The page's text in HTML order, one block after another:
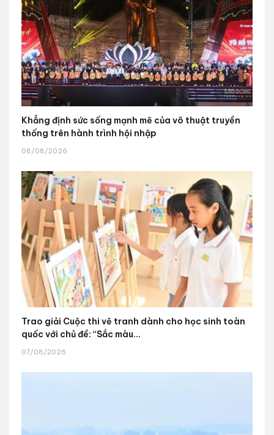
Khẳng định sức sống mạnh mẽ của võ thuật truyền
thống trên hành trình hội nhập
08/08/2026
Trao giải Cuộc thi vẽ tranh dành cho học sinh toàn
quốc với chủ đề: “Sắc màu...
07/08/2026